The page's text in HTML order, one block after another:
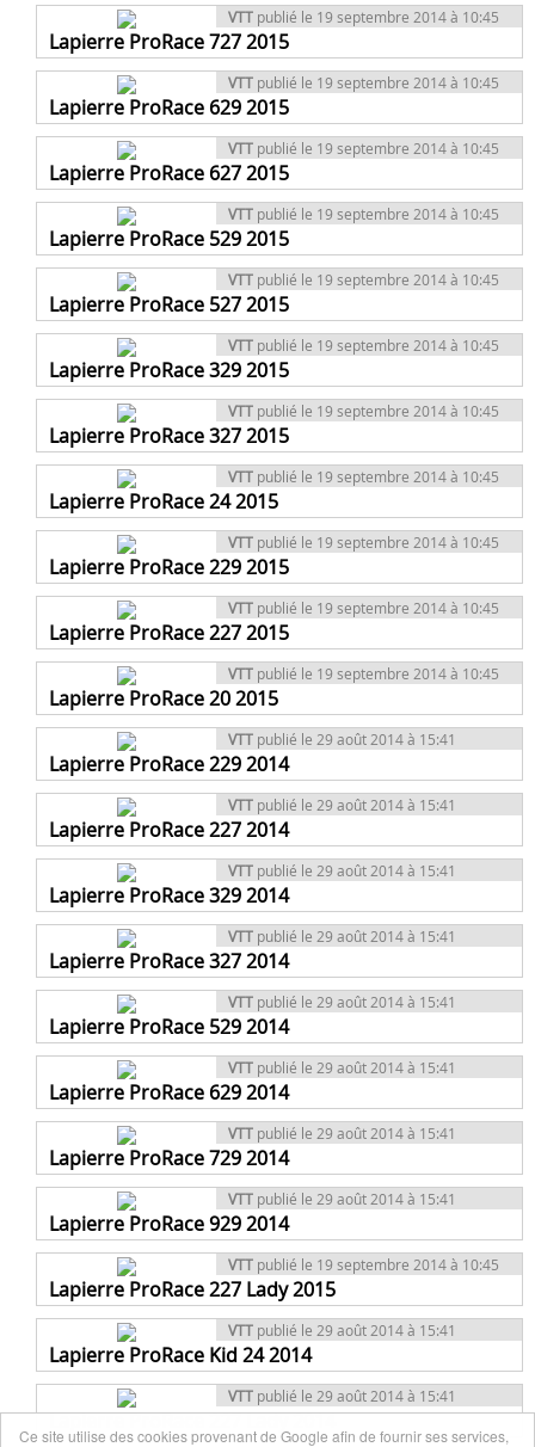
VTT publié le 19 septembre 2014 à 10:45
Lapierre ProRace 727 2015
VTT publié le 19 septembre 2014 à 10:45
Lapierre ProRace 629 2015
VTT publié le 19 septembre 2014 à 10:45
Lapierre ProRace 627 2015
VTT publié le 19 septembre 2014 à 10:45
Lapierre ProRace 529 2015
VTT publié le 19 septembre 2014 à 10:45
Lapierre ProRace 527 2015
VTT publié le 19 septembre 2014 à 10:45
Lapierre ProRace 329 2015
VTT publié le 19 septembre 2014 à 10:45
Lapierre ProRace 327 2015
VTT publié le 19 septembre 2014 à 10:45
Lapierre ProRace 24 2015
VTT publié le 19 septembre 2014 à 10:45
Lapierre ProRace 229 2015
VTT publié le 19 septembre 2014 à 10:45
Lapierre ProRace 227 2015
VTT publié le 19 septembre 2014 à 10:45
Lapierre ProRace 20 2015
VTT publié le 29 août 2014 à 15:41
Lapierre ProRace 229 2014
VTT publié le 29 août 2014 à 15:41
Lapierre ProRace 227 2014
VTT publié le 29 août 2014 à 15:41
Lapierre ProRace 329 2014
VTT publié le 29 août 2014 à 15:41
Lapierre ProRace 327 2014
VTT publié le 29 août 2014 à 15:41
Lapierre ProRace 529 2014
VTT publié le 29 août 2014 à 15:41
Lapierre ProRace 629 2014
VTT publié le 29 août 2014 à 15:41
Lapierre ProRace 729 2014
VTT publié le 29 août 2014 à 15:41
Lapierre ProRace 929 2014
VTT publié le 19 septembre 2014 à 10:45
Lapierre ProRace 227 Lady 2015
VTT publié le 29 août 2014 à 15:41
Lapierre ProRace Kid 24 2014
VTT publié le 29 août 2014 à 15:41
Lapierre ProRace 227 Lady 2014
Ce site utilise des cookies provenant de Google afin de fournir ses services,